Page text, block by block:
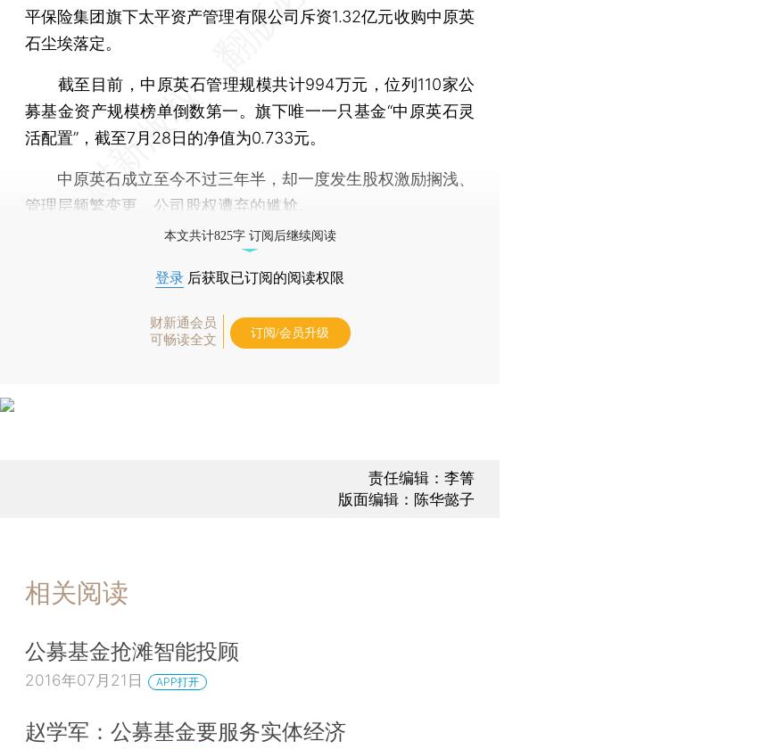
平保险集团旗下太平资产管理有限公司斥资1.32亿元收购中原英
石尘埃落定。
截至目前，中原英石管理规模共计994万元，位列110家公
募基金资产规模榜单倒数第一。旗下唯一一只基金“中原英石灵
活配置”，截至7月28日的净值为0.733元。
中原英石成立至今不过三年半，却一度发生股权激励搁浅、
管理层频繁变更、公司股权遭弃的尴尬。
本文共计825字 订阅后继续阅读
登录 后获取已订阅的阅读权限
财新通会员
可畅读全文
订阅/会员升级
责任编辑：李箐
版面编辑：陈华懿子
相关阅读
公募基金抢滩智能投顾
2016年07月21日 APP打开
赵学军：公募基金要服务实体经济